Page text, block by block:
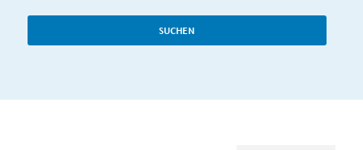
SUCHEN